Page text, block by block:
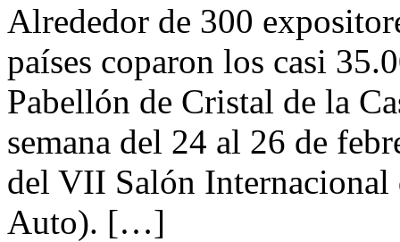
Alrededor de 300
países coparon los casi
Pabellón de Cristal de la
semana del 24 al 26 de
del VII Salón
Auto). […]